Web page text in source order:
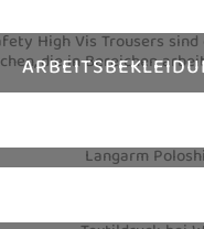
TEXTILIEN